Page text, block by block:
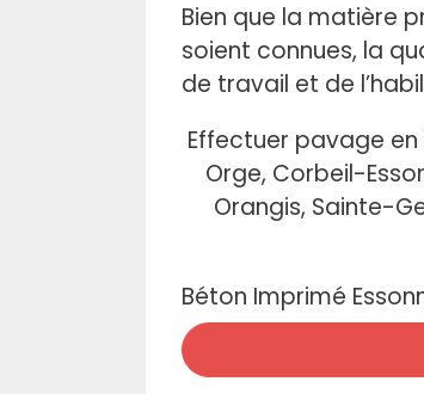
Bien que la matière
soient connues, la
de travail et de
Effectuer pavage en
Orge, Corbeil-
Orangis, Sainte-
Béton Imprimé